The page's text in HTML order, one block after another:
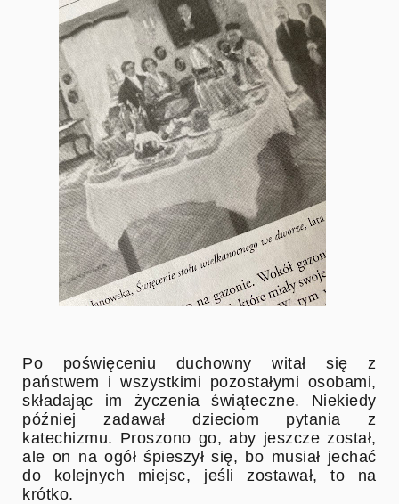
Po poświęceniu duchowny witał się z
państwem i wszystkimi pozostałymi osobami,
składając im życzenia świąteczne. Niekiedy
później zadawał dzieciom pytania z
katechizmu. Proszono go, aby jeszcze został,
ale on na ogół śpieszył się, bo musiał jechać
do kolejnych miejsc, jeśli zostawał, to na
krótko.